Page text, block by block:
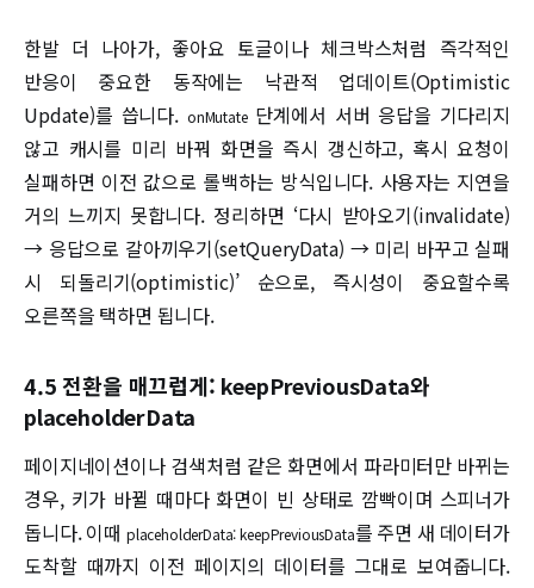
한발 더 나아가, 좋아요 토글이나 체크박스처럼 즉각적인
반응이 중요한 동작에는 낙관적 업데이트(Optimistic
Update)를 씁니다. onMutate단계에서 서버 응답을 기다리지
않고 캐시를 미리 바꿔 화면을 즉시 갱신하고, 혹시 요청이
실패하면 이전 값으로 롤백하는 방식입니다. 사용자는 지연을
거의 느끼지 못합니다. 정리하면 ‘다시 받아오기(invalidate)
→ 응답으로 갈아끼우기(setQueryData) → 미리 바꾸고 실패
시 되돌리기(optimistic)’ 순으로, 즉시성이 중요할수록
오른쪽을 택하면 됩니다.
4.5 전환을 매끄럽게: keepPreviousData와
placeholderData
페이지네이션이나 검색처럼 같은 화면에서 파라미터만 바뀌는
경우, 키가 바뀔 때마다 화면이 빈 상태로 깜빡이며 스피너가
돕니다. 이때 placeholderData: keepPreviousData를 주면 새 데이터가
도착할 때까지 이전 페이지의 데이터를 그대로 보여줍니다.